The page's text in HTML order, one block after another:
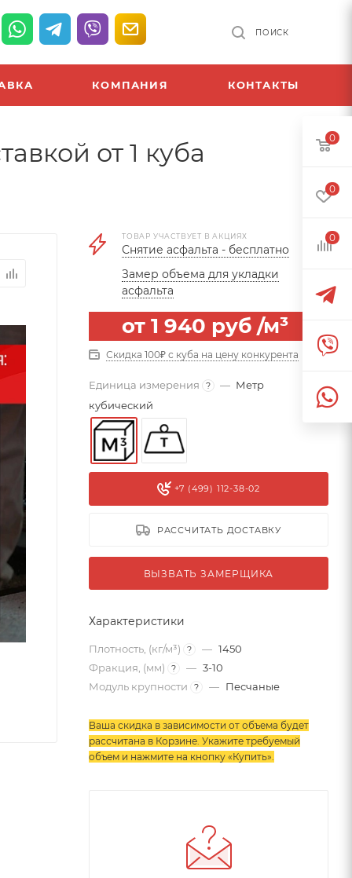
ПОИСК
КОМПАНИЯ КОНТАКТЫ
от 1 куба
ТОВАР УЧАСТВУЕТ В АКЦИЯХ
Снятие асфальта - бесплатно
Замер объема для укладки
асфальта
от 1 940 руб /м³
Скидка 100₽ с куба на цену конкурента
Единица измерения ? — Метр
кубический
+7 (499) 112-38-02
РАССЧИТАТЬ ДОСТАВКУ
ВЫЗВАТЬ ЗАМЕРЩИКА
Характеристики
Плотность, (кг/м³) ? — 1450
Фракция, (мм)
? — 3-10
Модуль крупности
? — Песчаные
Ваша скидка в зависимости от объема будет
рассчитана в Корзине. Укажите требуемый
объем и нажмите на кнопку «Купить».
0
0
0